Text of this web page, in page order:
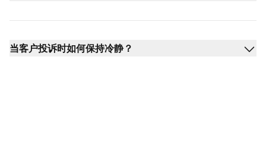
当客户投诉时如何保持冷静？